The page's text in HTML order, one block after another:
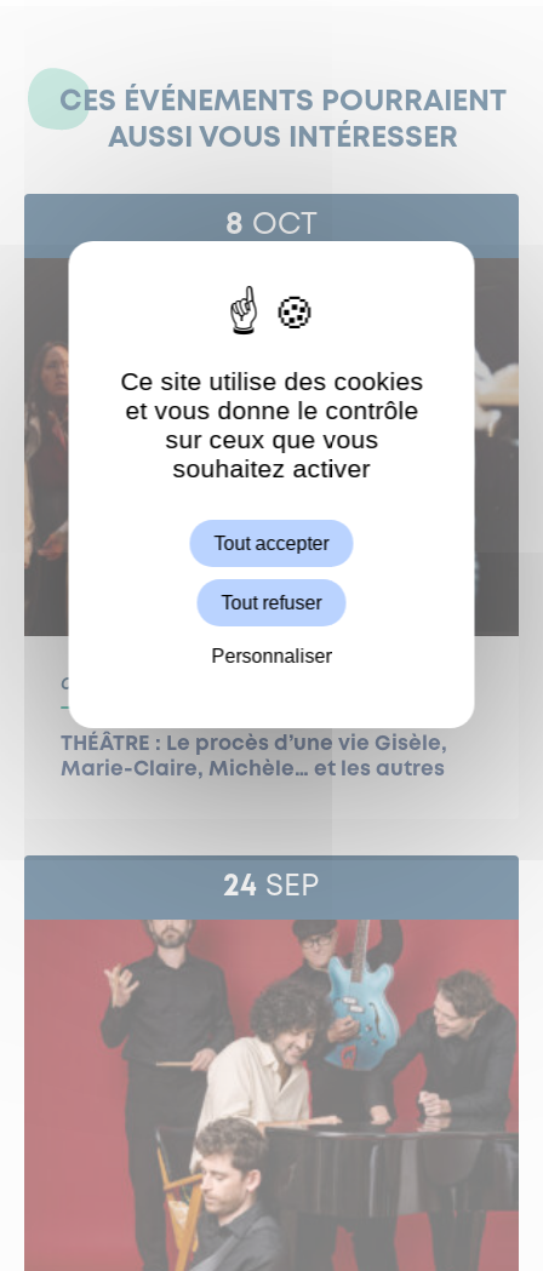
CES ÉVÉNEMENTS POURRAIENT
AUSSI VOUS INTÉRESSER
8 OCT
Centre Culturel
THÉÂTRE : Le procès d’une vie Gisèle,
Marie-Claire, Michèle… et les autres
24 SEP
ShareThis est désactivé.
Ce site utilise des cookies
et vous donne le contrôle
sur ceux que vous
souhaitez activer
Tout accepter
Tout refuser
Personnaliser